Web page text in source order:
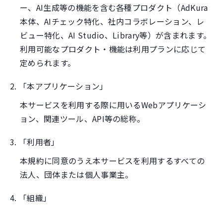
ー、AI生成等の機能を含む各種プロダクト（AdKura
本体、AIチェック特化、社内コラボレーション、レ
ビュー特化、AI Studio、Library等）が含まれます。
利用可能なプロダクト・機能は利用プランに応じて
定められます。
2. 「本アプリケーション」
本サービスを利用する際に用いるWebアプリケーシ
ョン、関連ツール、API等の総称。
3. 「利用者」
本規約に同意のうえ本サービスを利用するすべての
法人、団体または個人事業主。
4. 「組織」